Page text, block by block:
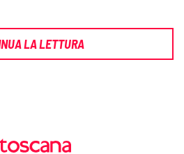
LA LETTURA